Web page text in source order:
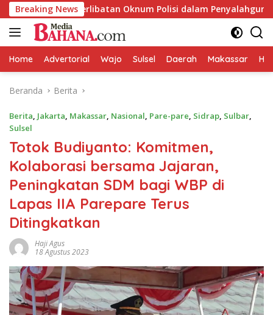
Langsung
ke
konten
Breaking NewsOknum Polisi dalam Penyalahgunaan BBM Subsidi
Home Advertorial Wajo Sulsel Daerah Makassar
Beranda Berita
Berita, Jakarta, Makassar, Nasional, Pare-pare, Sidrap, Sulbar,
Sulsel
Totok Budiyanto: Komitmen,
Kolaborasi bersama Jajaran,
Peningkatan SDM bagi WBP di
Lapas IIA Parepare Terus
Ditingkatkan
Haji Agus
18 Agustus 2023